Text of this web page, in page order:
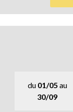
du 01/05 au
30/09